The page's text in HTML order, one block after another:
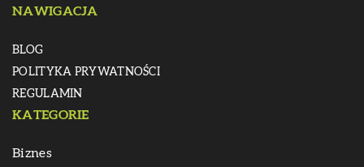
NAWIGACJA
BLOG
POLITYKA PRYWATNOŚCI
REGULAMIN
KATEGORIE
Biznes